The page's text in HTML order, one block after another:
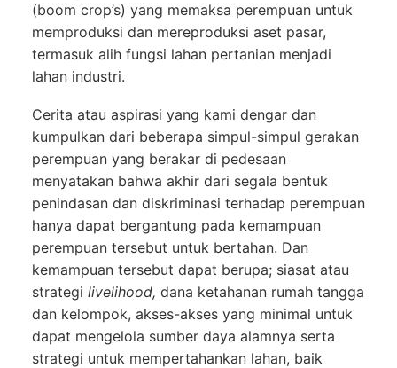
(boom crop’s) yang memaksa perempuan untuk
memproduksi dan mereproduksi aset pasar,
termasuk alih fungsi lahan pertanian menjadi
lahan industri.
Cerita atau aspirasi yang kami dengar dan
kumpulkan dari beberapa simpul-simpul gerakan
perempuan yang berakar di pedesaan
menyatakan bahwa akhir dari segala bentuk
penindasan dan diskriminasi terhadap perempuan
hanya dapat bergantung pada kemampuan
perempuan tersebut untuk bertahan. Dan
kemampuan tersebut dapat berupa; siasat atau
strategi livelihood, dana ketahanan rumah tangga
dan kelompok, akses-akses yang minimal untuk
dapat mengelola sumber daya alamnya serta
strategi untuk mempertahankan lahan, baik